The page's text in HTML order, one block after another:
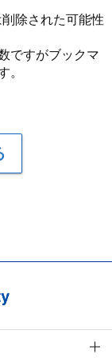
除された可能性
ですがブックマ
。